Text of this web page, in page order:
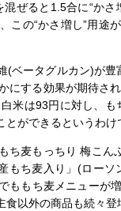
ぜると1.5合に“かさ
この“かさ増し”用途
ータグルカン)が豊
にする効果が期待さ
米は93円に対し、
ができるというわけ
麦もっちり 梅こん
もち麦入り」(ロー
ももち麦メニューが
以外の商品も続々登